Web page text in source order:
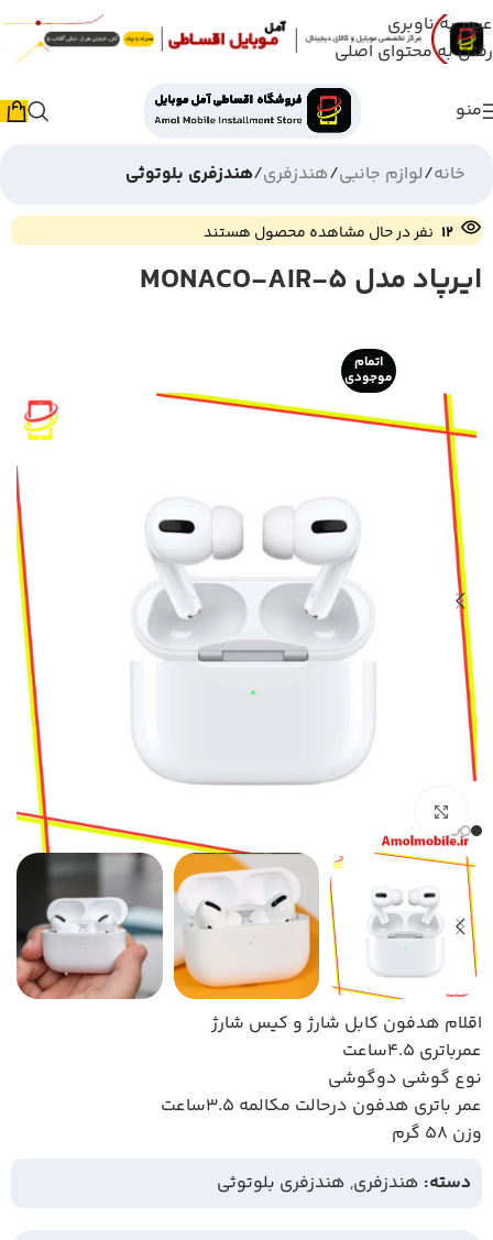
عبور به ناوبری
رفتن به محتوای اصلی
منو
خانه لوازم جانبی هندزفری هندزفری بلوتوثی
12 نفر در حال مشاهده محصول هستند
ایرپاد مدل MONACO-AIR-5
اتمام
موجودی
اقلام هدفون کابل شارژ و کیس شارژ
عمرباتری 4.5ساعت
نوع گوشی دوگوشی
عمر باتری هدفون درحالت مکالمه 3.5ساعت
وزن 58 گرم
دسته: هندزفری, هندزفری بلوتوثی